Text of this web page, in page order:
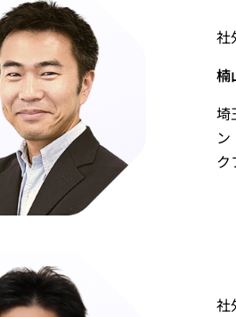
社
楠
埼
ク
社